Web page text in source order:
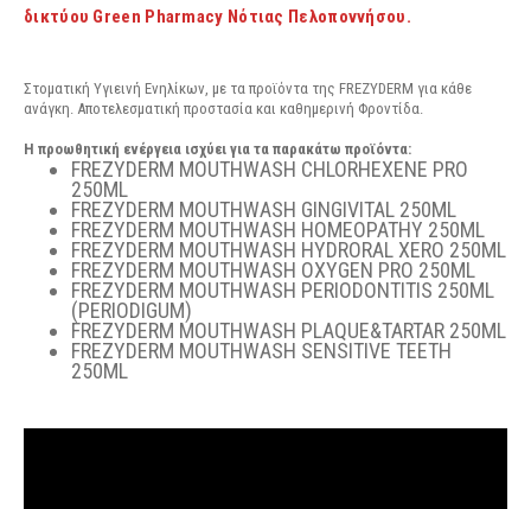
δικτύου Green Pharmacy Νότιας Πελοποννήσου.
Στοματική Υγιεινή Ενηλίκων, με τα προϊόντα της FREZYDERM για κάθε
ανάγκη. Αποτελεσματική προστασία και καθημερινή Φροντίδα.
Η προωθητική ενέργεια ισχύει για τα παρακάτω προϊόντα:
FREZYDERM MOUTHWASH CHLORHEXENE PRO
250ML
FREZYDERM MOUTHWASH GINGIVITAL 250ML
FREZYDERM MOUTHWASH HOMEOPATHY 250ML
FREZYDERM MOUTHWASH HYDRORAL XERO 250ML
FREZYDERM MOUTHWASH OXYGEN PRO 250ML
FREZYDERM MOUTHWASH PERIODONTITIS 250ML
(PERIODIGUM)
FREZYDERM MOUTHWASH PLAQUE&TARTAR 250ML
FREZYDERM MOUTHWASH SENSITIVE TEETH
250ML